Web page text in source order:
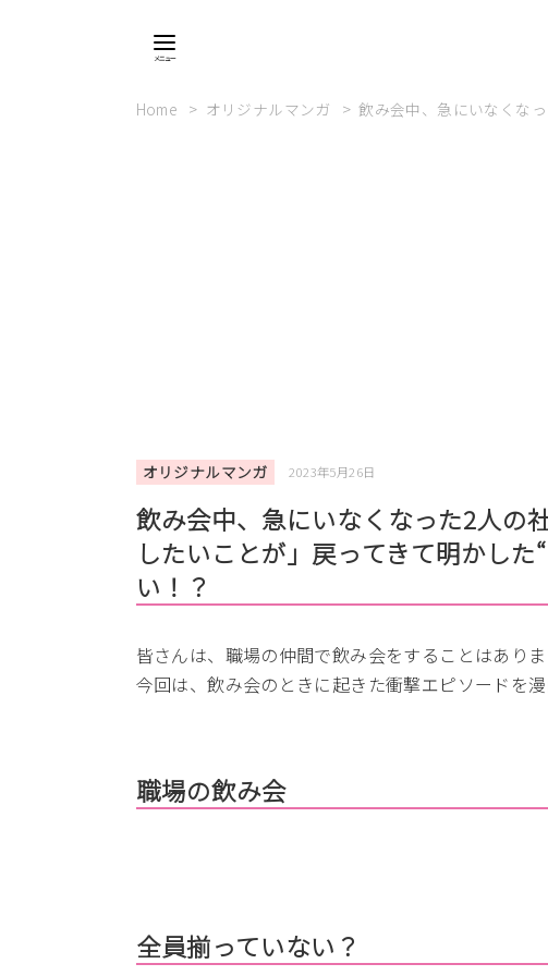
Home オリジナルマンガ 飲み会中、急にいなくな
オリジナルマンガ 2023年5月26日
飲み会中、急にいなくなった2人
したいことが」戻ってきて明かし
い！？
皆さんは、職場の仲間で飲み会をすることはありま
今回は、飲み会のときに起きた衝撃エピソードを漫
職場の飲み会
全員揃っていない？